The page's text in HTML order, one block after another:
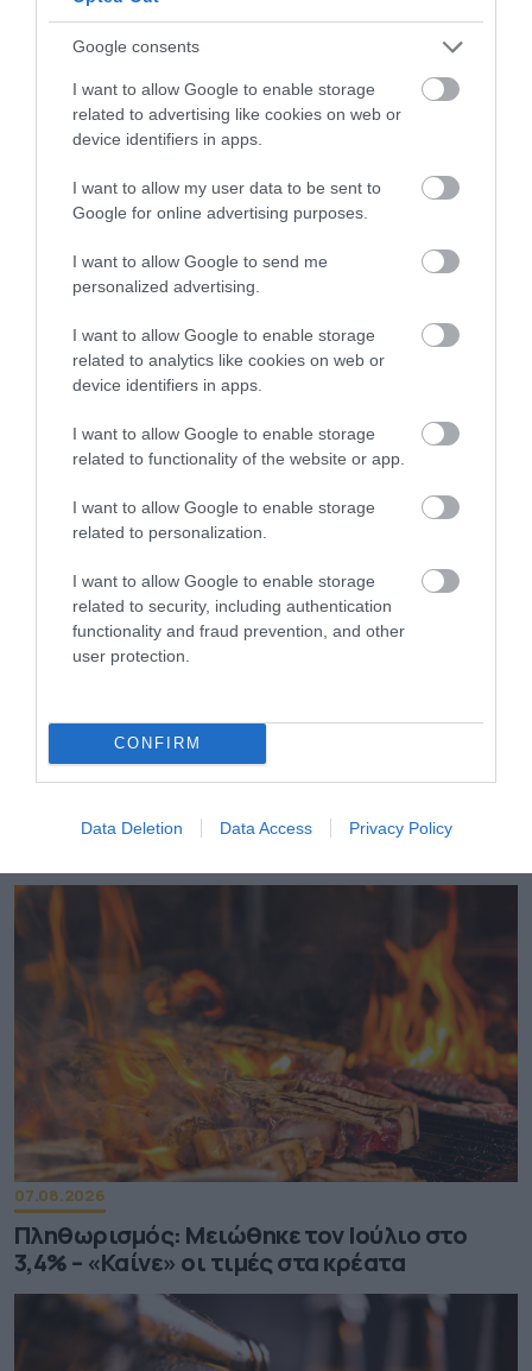
Google consents
I want to allow Google to enable storage
related to advertising like cookies on web or
device identifiers in apps.
I want to allow my user data to be sent to
Google for online advertising purposes.
I want to allow Google to send me
personalized advertising.
I want to allow Google to enable storage
related to analytics like cookies on web or
device identifiers in apps.
I want to allow Google to enable storage
related to functionality of the website or app.
I want to allow Google to enable storage
related to personalization.
I want to allow Google to enable storage
related to security, including authentication
functionality and fraud prevention, and other
user protection.
CONFIRM
Data Deletion Data Access Privacy Policy
Νέο άλμα στις διεθνείς τιμές των τροφίμων
– Σε υψηλό τριετίας
08.08.2026
Οι τουρίστες «ψηφίζουν» Ελλάδα και μετά
το καλοκαίρι
08.08.2026
Συνταγή: Πώς θα φτιάξετε σπιτικά bao buns
07.08.2026
Πληθωρισμός: Μειώθηκε τον Ιούλιο στο
3,4% – «Καίνε» οι τιμές στα κρέατα